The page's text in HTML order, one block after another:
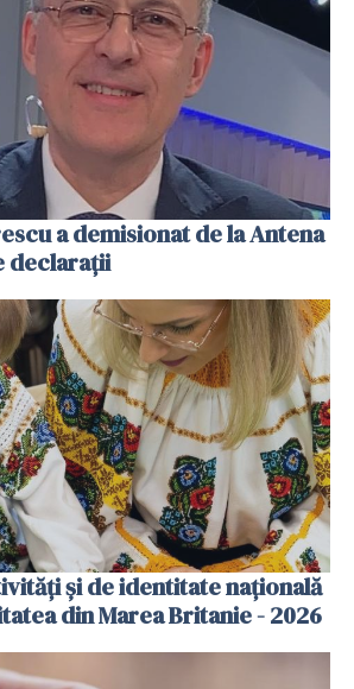
a demisionat de la Antena
declarații
și de identitate națională
din Marea Britanie - 2026